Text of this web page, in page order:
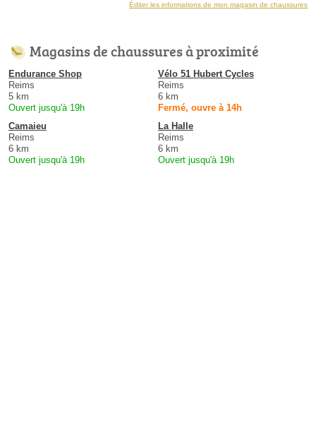
Éditer les informations de mon magasin de chaussures
Magasins de chaussures à proximité
Endurance Shop
Reims
5 km
Ouvert jusqu'à 19h
Vélo 51 Hubert Cycles
Reims
6 km
Fermé, ouvre à 14h
Camaieu
Reims
6 km
Ouvert jusqu'à 19h
La Halle
Reims
6 km
Ouvert jusqu'à 19h